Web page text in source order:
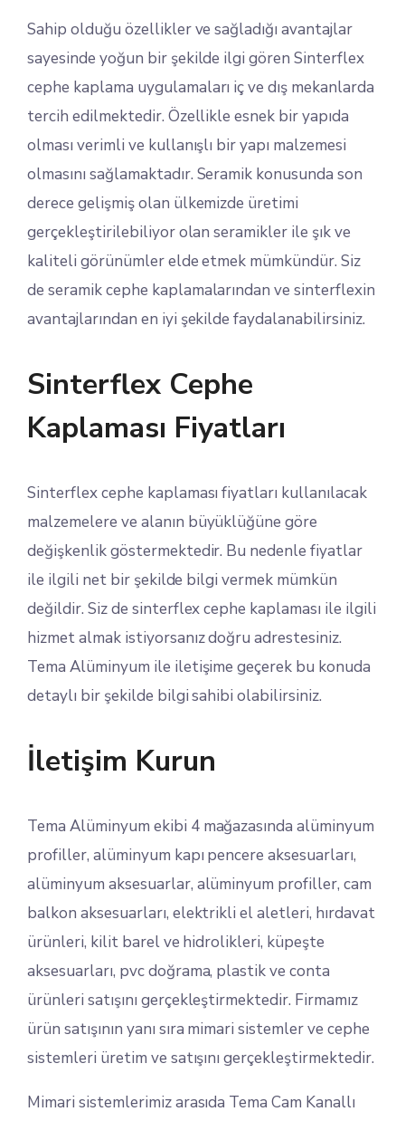
Sahip olduğu özellikler ve sağladığı avantajlar
sayesinde yoğun bir şekilde ilgi gören Sinterflex
cephe kaplama uygulamaları iç ve dış mekanlarda
tercih edilmektedir. Özellikle esnek bir yapıda
olması verimli ve kullanışlı bir yapı malzemesi
olmasını sağlamaktadır. Seramik konusunda son
derece gelişmiş olan ülkemizde üretimi
gerçekleştirilebiliyor olan seramikler ile şık ve
kaliteli görünümler elde etmek mümkündür. Siz
de seramik cephe kaplamalarından ve sinterflexin
avantajlarından en iyi şekilde faydalanabilirsiniz.
Sinterflex Cephe
Kaplaması Fiyatları
Sinterflex cephe kaplaması fiyatları kullanılacak
malzemelere ve alanın büyüklüğüne göre
değişkenlik göstermektedir. Bu nedenle fiyatlar
ile ilgili net bir şekilde bilgi vermek mümkün
değildir. Siz de sinterflex cephe kaplaması ile ilgili
hizmet almak istiyorsanız doğru adrestesiniz.
Tema Alüminyum ile iletişime geçerek bu konuda
detaylı bir şekilde bilgi sahibi olabilirsiniz.
İletişim Kurun
Tema Alüminyum ekibi 4 mağazasında alüminyum
profiller, alüminyum kapı pencere aksesuarları,
alüminyum aksesuarlar, alüminyum profiller, cam
balkon aksesuarları, elektrikli el aletleri, hırdavat
ürünleri, kilit barel ve hidrolikleri, küpeşte
aksesuarları, pvc doğrama, plastik ve conta
ürünleri satışını gerçekleştirmektedir. Firmamız
ürün satışının yanı sıra mimari sistemler ve cephe
sistemleri üretim ve satışını gerçekleştirmektedir.
Mimari sistemlerimiz arasıda Tema Cam Kanallı